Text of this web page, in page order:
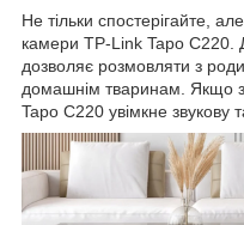
Не тільки спостерігайте,
камери TP-Link Tapo C220.
дозволяє розмовляти з
домашнім тваринам. Якщо
Tapo C220 увімкне звукову